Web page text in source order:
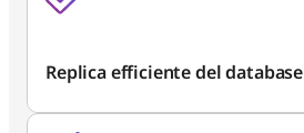
Replica efficiente del database